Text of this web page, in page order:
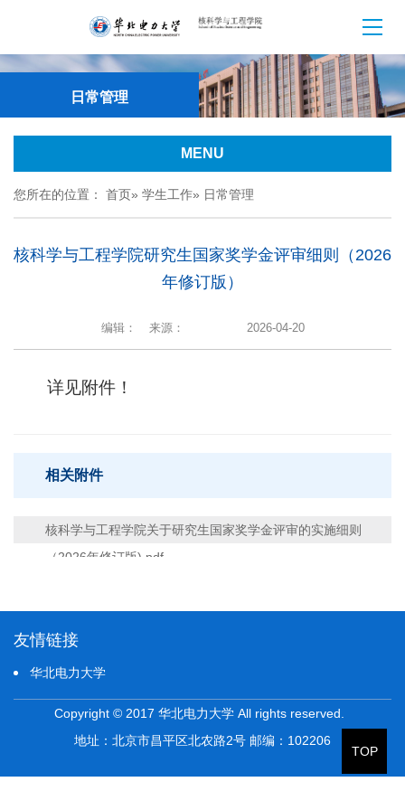
日常管理
MENU
您所在的位置： 首页» 学生工作» 日常管理
核科学与工程学院研究生国家奖学金评审细则（2026
年修订版）
编辑： 来源： 2026-04-20
详见附件！
相关附件
核科学与工程学院关于研究生国家奖学金评审的实施细则
（2026年修订版).pdf
TOP
友情链接
华北电力大学
Copyright © 2017 华北电力大学 All rights reserved.
地址：北京市昌平区北农路2号 邮编：102206